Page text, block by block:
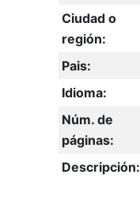
Ciudad o
región:
Pais:
Idioma:
Núm. de
páginas:
Descripción: